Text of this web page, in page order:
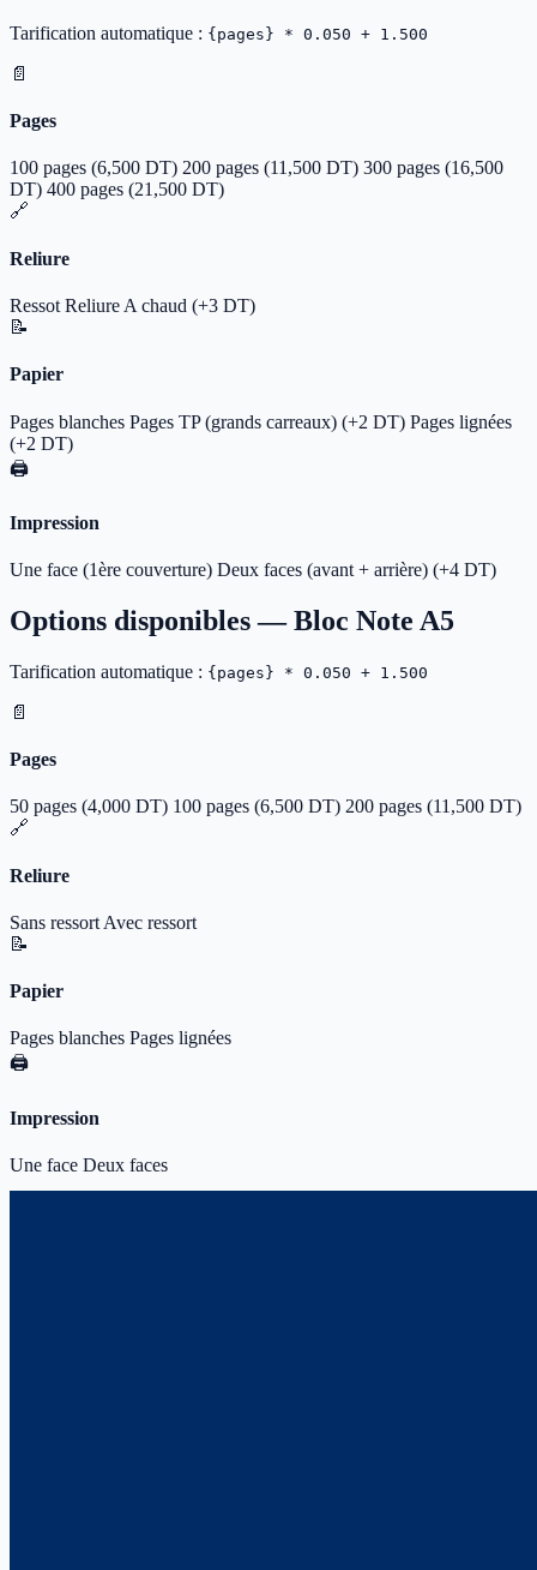
Tarification automatique : {pages} * 0.050 + 1.500
📄
Pages
100 pages (6,500 DT) 200 pages (11,500 DT) 300 pages (16,500
DT) 400 pages (21,500 DT)
🔗
Reliure
Ressot Reliure A chaud (+3 DT)
📝
Papier
Pages blanches Pages TP (grands carreaux) (+2 DT) Pages lignées
(+2 DT)
🖨️
Impression
Une face (1ère couverture) Deux faces (avant + arrière) (+4 DT)
Options disponibles —Bloc Note A5
Tarification automatique : {pages} * 0.050 + 1.500
📄
Pages
50 pages (4,000 DT) 100 pages (6,500 DT) 200 pages (11,500 DT)
🔗
Reliure
Sans ressort Avec ressort
📝
Papier
Pages blanches Pages lignées
🖨️
Impression
Une face Deux faces